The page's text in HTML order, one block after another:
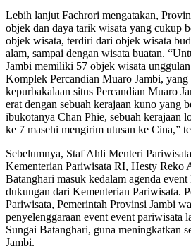
Lebih lanjut Fachrori mengatakan,
objek dan daya tarik wisata yang cukup
objek wisata, terdiri dari objek wisata
alam, sampai dengan wisata buatan.
Jambi memiliki 57 objek wisata
Komplek Percandian Muaro Jambi, yang
kepurbakalaan situs Percandian Muaro
erat dengan sebuah kerajaan kuno yang
ibukotanya Chan Phie, sebuah kerajaan
ke 7 masehi mengirim utusan ke Cina,”
Sebelumnya, Staf Ahli Menteri
Kementerian Pariwisata RI, Hesty Reko
Batanghari masuk kedalam agenda
dukungan dari Kementerian Pariwisata.
Pariwisata, Pemerintah Provinsi Jambi
penyelenggaraan event event pariwisata
Sungai Batanghari, guna meningkatkan
Jambi.